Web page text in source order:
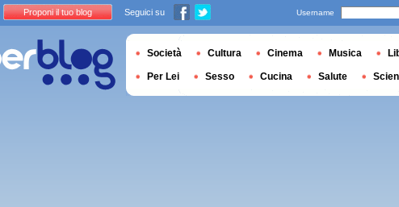
Proponi il tuo blog Seguici su Username
Società Cultura Cinema Musica
Per Lei Sesso Cucina Salute